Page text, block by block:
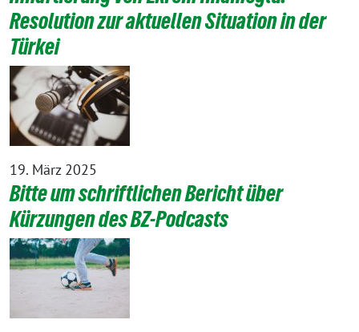
Resolution zur aktuellen Situation in der
Türkei
19. März 2025
Bitte um schriftlichen Bericht über
Kürzungen des BZ-Podcasts